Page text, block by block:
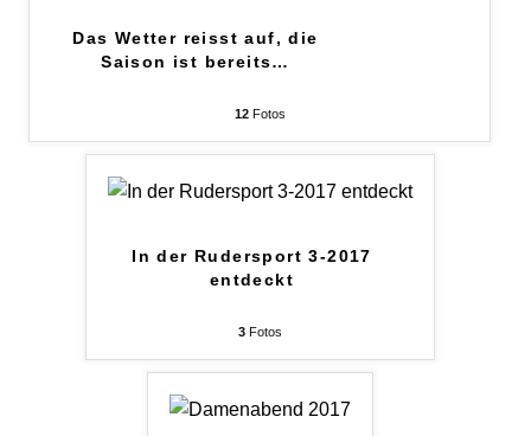
Das Wetter reisst auf, die
Saison ist bereits…
12Fotos
In der Rudersport 3-2017
entdeckt
3Fotos